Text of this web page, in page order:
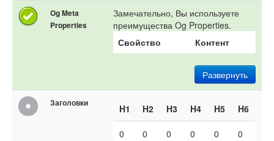
Og Meta
Properties
Замечательно, Вы используете
преимущества Og Properties.
Свойство
Контент
Развернуть
Заголовки H1 H2 H3 H4 H5 H6
0 0 0 0 0 0